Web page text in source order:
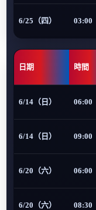
6/25（四） 03:00
日期 時間
6/14（日） 06:00
6/14（日） 09:00
6/20（六） 06:00
6/20（六） 08:30